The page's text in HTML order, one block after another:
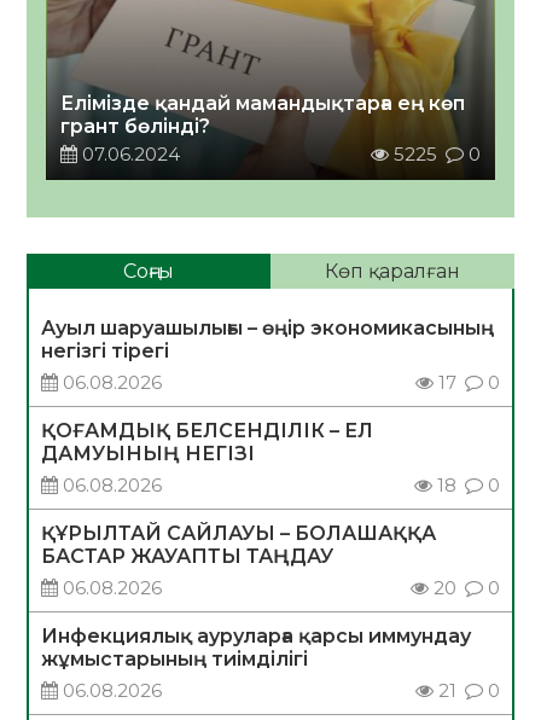
Елімізде қандай мамандықтарға ең көп
грант бөлінді?
07.06.2024
5225 0
Соңғы Көп қаралған
Ауыл шаруашылығы – өңір экономикасының
негізгі тірегі
06.08.2026
17 0
ҚОҒАМДЫҚ БЕЛСЕНДІЛІК – ЕЛ
ДАМУЫНЫҢ НЕГІЗІ
06.08.2026
18 0
ҚҰРЫЛТАЙ САЙЛАУЫ – БОЛАШАҚҚА
БАСТАР ЖАУАПТЫ ТАҢДАУ
06.08.2026
20 0
Инфекциялық ауруларға қарсы иммундау
жұмыстарының тиімділігі
06.08.2026
21 0